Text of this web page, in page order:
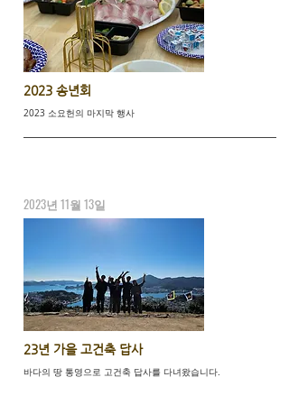
2023 송년회
2023 소요헌의 마지막 행사
2023년 11월 13일
23년 가을 고건축 답사
바다의 땅 통영으로 고건축 답사를 다녀왔습니다.